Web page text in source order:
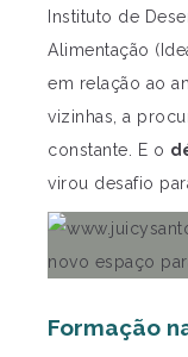
Instituto de
Alimentação
em relação ao
vizinhas, a
constante. E o
virou desafio
Formação